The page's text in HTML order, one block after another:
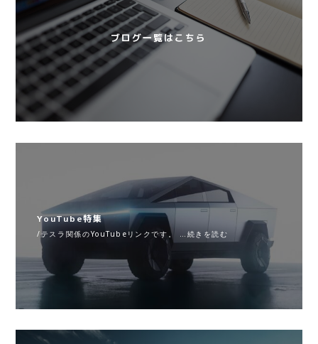
ブログ一覧はこちら
YouTube特集
/テスラ関係のYouTubeリンクです。 …続きを読む